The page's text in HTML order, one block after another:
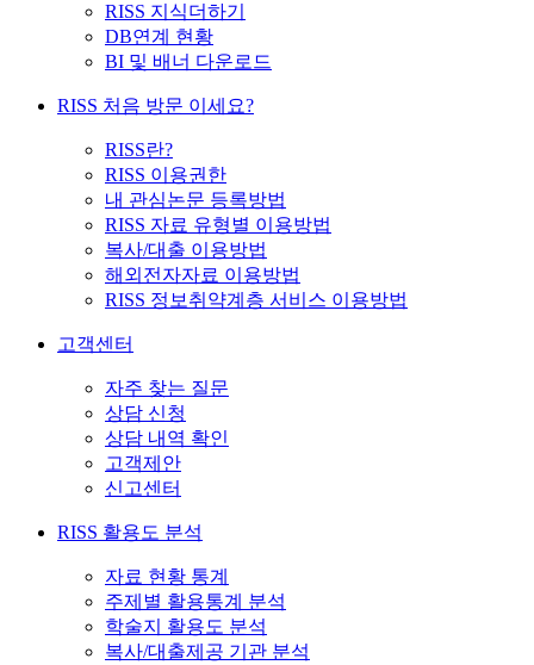
RISS 지식더하기
DB연계 현황
BI 및 배너 다운로드
RISS 처음 방문 이세요?
RISS란?
RISS 이용권한
내 관심논문 등록방법
RISS 자료 유형별 이용방법
복사/대출 이용방법
해외전자자료 이용방법
RISS 정보취약계층 서비스 이용방법
고객센터
자주 찾는 질문
상담 신청
상담 내역 확인
고객제안
신고센터
RISS 활용도 분석
자료 현황 통계
주제별 활용통계 분석
학술지 활용도 분석
복사/대출제공 기관 분석